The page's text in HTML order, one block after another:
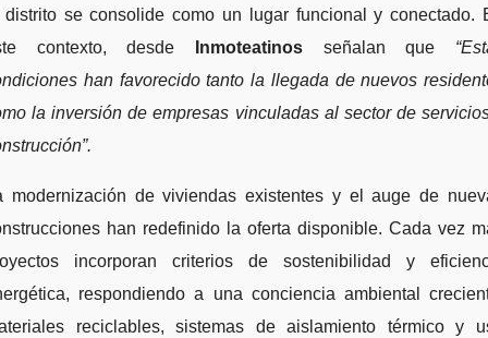
distrito se consolide como un lugar funcional y conectado.
contexto, desde
Inmoteatinos señalan que
han favorecido tanto la llegada de nuevos
la inversión de empresas vinculadas al sector de
modernización de viviendas existentes y el auge de
han redefinido la oferta disponible. Cada vez
incorporan criterios de sostenibilidad y
respondiendo a una conciencia ambiental
reciclables, sistemas de aislamiento térmico y